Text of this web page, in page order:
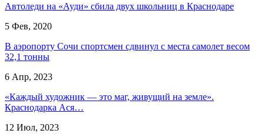
Автоледи на «Ауди» сбила двух школьниц в Краснодаре
5 Фев, 2020
В аэропорту Сочи спортсмен сдвинул с места самолет весом
32,1 тонны
6 Апр, 2023
«Каждый художник — это маг, живущий на земле».
Краснодарка Ася…
12 Июл, 2023